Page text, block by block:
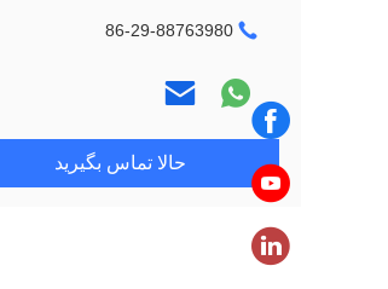
86-29-88763980
حالا تماس بگیرید